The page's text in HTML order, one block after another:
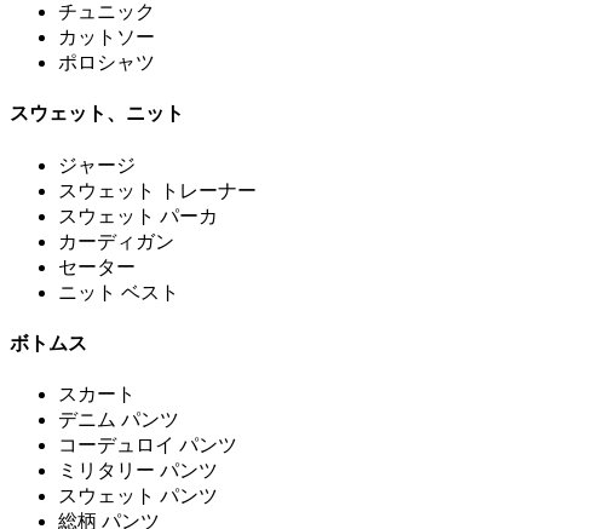
チュニック
カットソー
ポロシャツ
スウェット、ニット
ジャージ
スウェット トレーナー
スウェット パーカ
カーディガン
セーター
ニット ベスト
ボトムス
スカート
デニム パンツ
コーデュロイ パンツ
ミリタリー パンツ
スウェット パンツ
総柄 パンツ